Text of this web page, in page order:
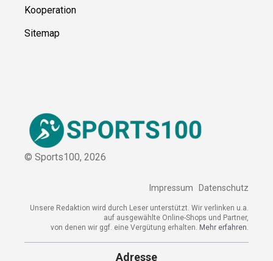
Kooperation
Sitemap
© Sports100, 2026
Impressum Datenschutz
Unsere Redaktion wird durch Leser unterstützt. Wir verlinken u.a.
auf ausgewählte Online-Shops und Partner,
von denen wir ggf. eine Vergütung erhalten. Mehr erfahren.
Adresse